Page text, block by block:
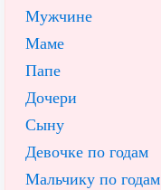
Мужчине
Маме
Папе
Дочери
Сыну
Девочке по годам
Мальчику по годам